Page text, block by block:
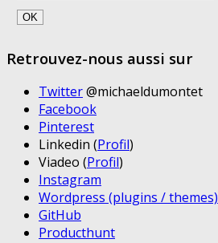
Retrouvez-nous aussi sur
Twitter@michaeldumontet
Facebook
Pinterest
Linkedin (Profil)
Viadeo (Profil)
Instagram
Wordpress (plugins / themes)
GitHub
Producthunt